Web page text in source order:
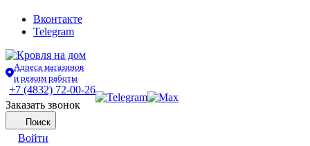
Вконтакте
Telegram
Адреса магазинов
и режим работы
+7 (4832) 72-00-26
Заказать звонок
Поиск
Войти